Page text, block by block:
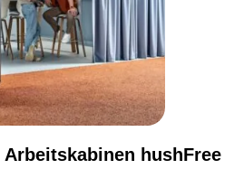
hushFree